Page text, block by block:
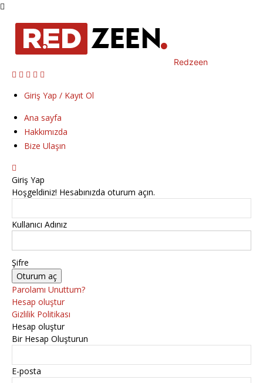
Redzeen
Giriş Yap / Kayıt Ol
Ana sayfa
Hakkımızda
Bize Ulaşın
Giriş Yap
Hoşgeldiniz! Hesabınızda oturum açın.
Kullanıcı Adınız
Şifre
Parolamı Unuttum?
Hesap oluştur
Gizlilik Politikası
Hesap oluştur
Bir Hesap Oluşturun
E-posta